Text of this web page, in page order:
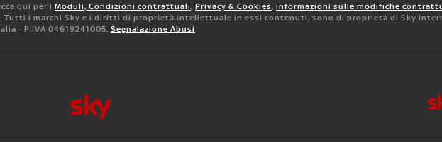
qui per i Moduli, Condizioni contrattuali, Privacy & Cookies, informazioni sulle modifiche
. Tutti i marchi Sky e i diritti di proprietà intellettuale in essi contenuti, sono di proprietà di Sky
- P.IVA 04619241005. Segnalazione Abusi